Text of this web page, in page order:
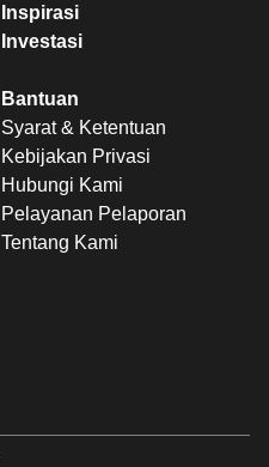
Inspirasi
Investasi
Bantuan
Syarat & Ketentuan
Kebijakan Privasi
Hubungi Kami
Pelayanan Pelaporan
Tentang Kami